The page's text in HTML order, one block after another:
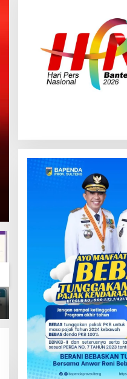
Kondisi Perkembangan
Sektor Asuransi,
Penjaminan dan Dana
Pensiun Juni 2026